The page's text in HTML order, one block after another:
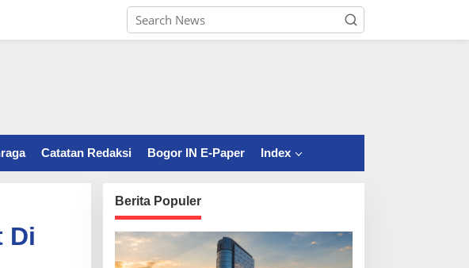
Catatan Redaksi Bogor IN E-Paper Index
Di
Berita Populer